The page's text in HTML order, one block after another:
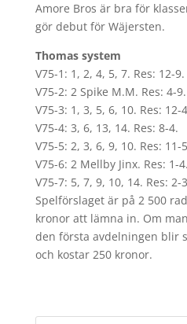
Amore Bros är bra för
gör debut för Wäjersten.
Thomas system
V75-1: 1, 2, 4, 5, 7. Res: 12-9.
V75-2: 2 Spike M.M. Res: 4-9.
V75-3: 1, 3, 5, 6, 10. Res: 12-
V75-4: 3, 6, 13, 14. Res: 8-4.
V75-5: 2, 3, 6, 9, 10. Res: 11-
V75-6: 2 Mellby Jinx. Res: 1-4.
V75-7: 5, 7, 9, 10, 14. Res: 2-
Spelförslaget är på 2 500
kronor att lämna in. Om
den första avdelningen blir
och kostar 250 kronor.